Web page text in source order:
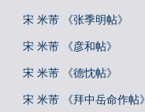
宋 米芾 《张季明帖》
宋 米芾 《彦和帖》
宋 米芾 《德忱帖》
宋 米芾 《拜中岳命作帖》